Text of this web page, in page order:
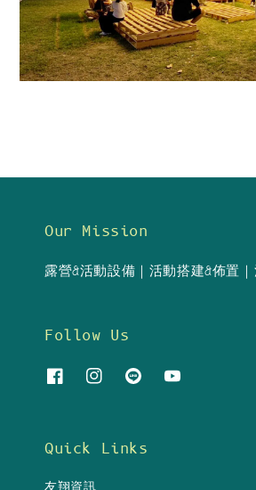
Our Mission
露營&活動設備｜活動搭建&佈置｜
Follow Us
Quick Links
友翔資訊